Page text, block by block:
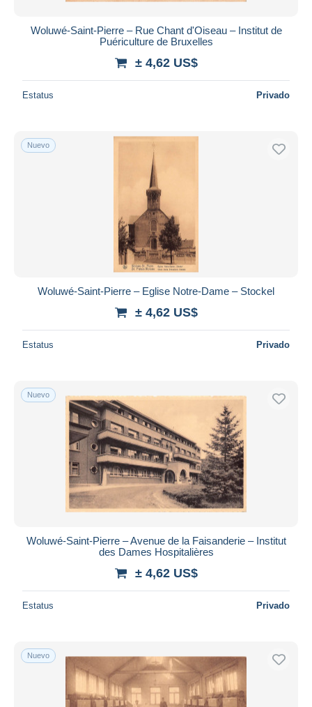
Woluwé-Saint-Pierre – Rue Chant d'Oiseau – Institut de
Puériculture de Bruxelles
± 4,62 US$
Estatus Privado
Nuevo
Woluwé-Saint-Pierre – Eglise Notre-Dame – Stockel
± 4,62 US$
Estatus Privado
Nuevo
Woluwé-Saint-Pierre – Avenue de la Faisanderie – Institut
des Dames Hospitalières
± 4,62 US$
Estatus Privado
Nuevo